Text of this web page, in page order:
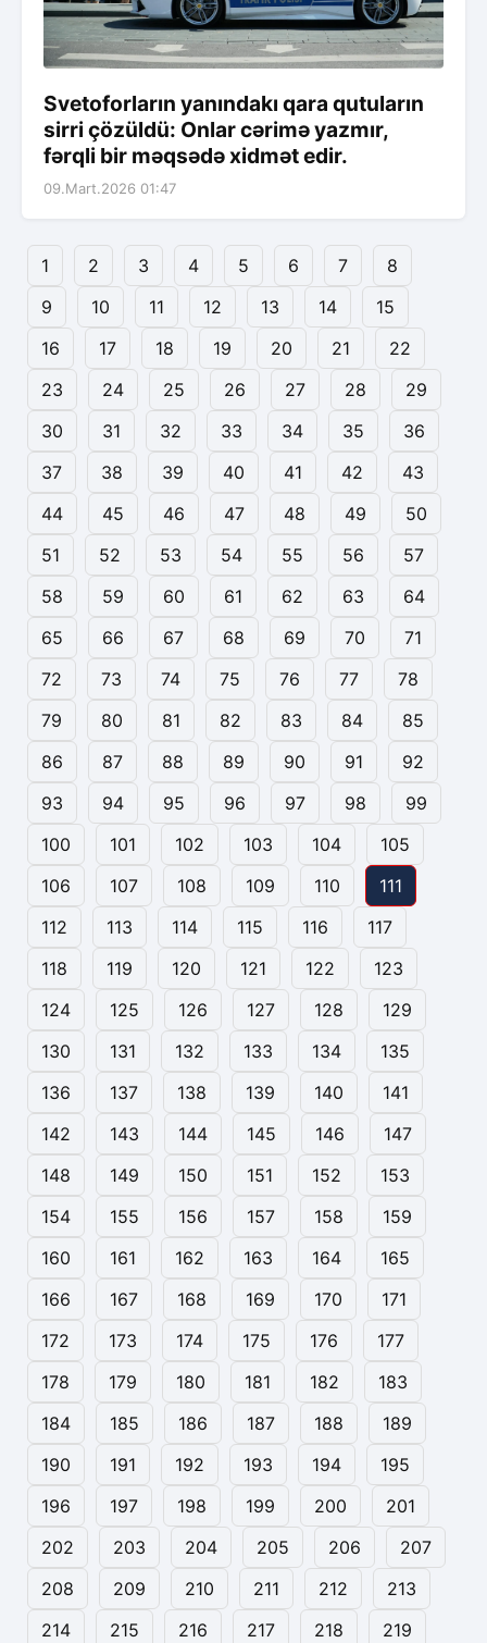
Svetoforların yanındakı qara qutuların
sirri çözüldü: Onlar cərimə yazmır,
fərqli bir məqsədə xidmət edir.
09.Mart.2026 01:47
1 2 3 4 5 6 7
8
9
10 11 12 13 14
15
16
17 18 19 20 21
22
23
24 25 26 27 28
29
30
31 32 33 34 35
36
37
38 39 40 41 42
43
44
45 46 47 48 49
50
51
52 53 54 55 56
57
58
59 60 61 62 63
64
65
66 67 68 69 70
71
72
73 74 75 76 77
78
79
80 81 82 83 84
85
86
87 88 89 90 91
92
93
94 95 96 97 98
99
100
101 102 103 104
105
106
107 108 109 110
111
112
113 114 115 116
117
118
119 120 121 122
123
124
125 126 127 128
129
130
131 132 133 134
135
136
137 138 139 140
141
142
143 144 145 146
147
148
149 150 151 152
153
154
155 156 157 158
159
160
161 162 163 164
165
166
167 168 169 170
171
172
173 174 175 176
177
178
179 180 181 182
183
184
185 186 187 188
189
190
191 192 193 194
195
196
197 198 199 200
201
202
203 204 205 206
207
208
209 210 211 212
213
214
215 216 217 218
219